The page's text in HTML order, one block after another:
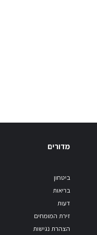
מדורים
ביטחון
בריאות
דעות
זירת המומחים
הצהרת נגישות